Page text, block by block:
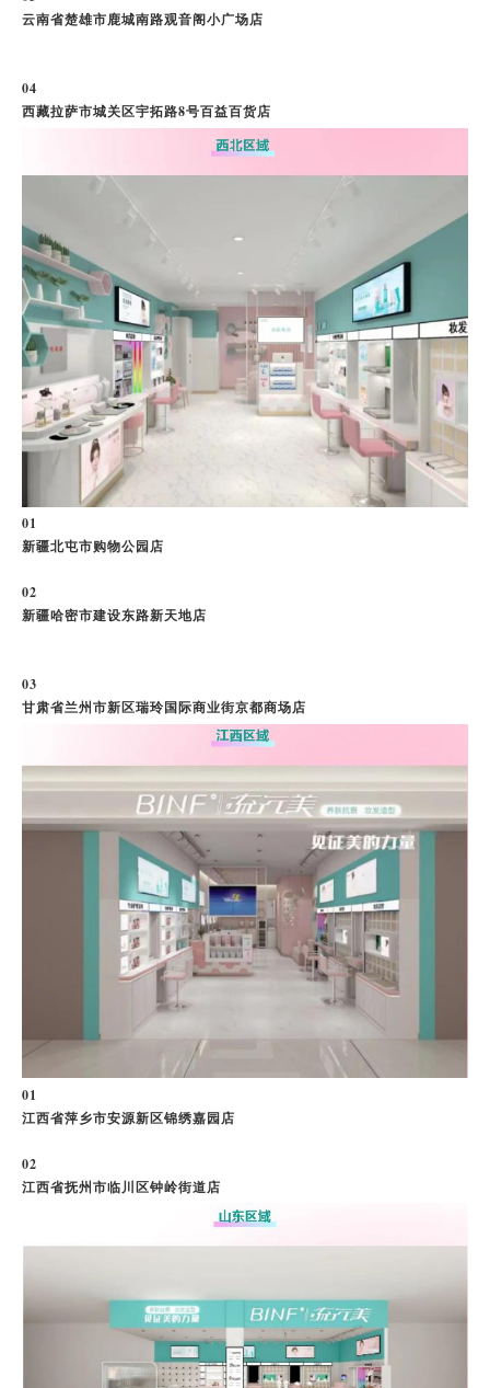
云南省楚雄市鹿城南路观音阁小广场店
04
西藏拉萨市城关区宇拓路8号百益百货店
01
新疆北屯市购物公园店
02
新疆哈密市建设东路新天地店
03
甘肃省兰州市新区瑞玲国际商业街京都商场店
01
江西省萍乡市安源新区锦绣嘉园店
02
江西省抚州市临川区钟岭街道店
官方微信